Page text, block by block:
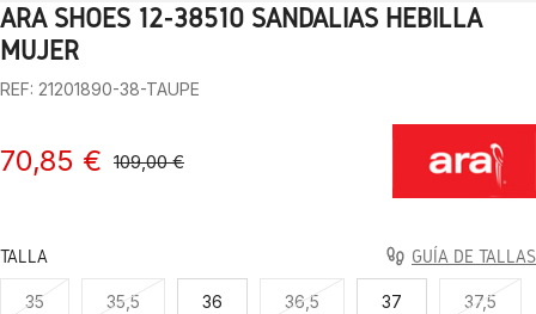
1 2 3 4 5 6 7 8 9 10
ARA SHOES 12-38510 SANDALIAS HEBILLA
MUJER
REF: 21201890-38-TAUPE
70,85 € 109,00 €
TALLA GUÍA DE TALLAS
35 35,5 36 36,5 37 37,5